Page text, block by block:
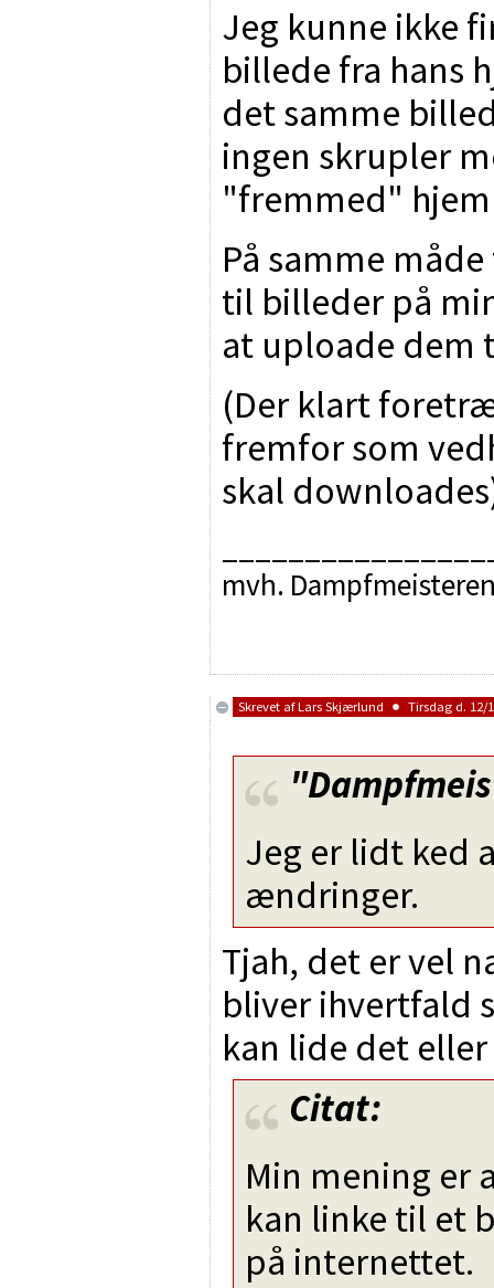
Jeg kunne ikke
billede fra hans
det samme
ingen skrupler
"fremmed"
På samme
til billeder på
at uploade dem
(Der klart
fremfor som
skal
mvh.
Skrevet afLars Skjærlund Tirsdag d. 12/
Jeg er lidt ked
ændringer.
Tjah, det er vel
bliver ihvertfald
kan lide det eller
Citat:
Min mening er
kan linke til et
på internettet.